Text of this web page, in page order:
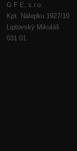
G F E, s.r.o.
Kpt. Nálepku 1927/10
Liptovský Mikuláš
031 01